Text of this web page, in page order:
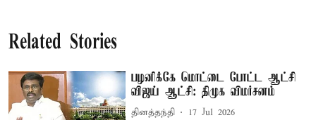
Related Stories
பழனிக்கே மொட்டை போட்ட ஆட்சி
விஜய் ஆட்சி: திமுக விமர்சனம்
தினத்தந்தி 17 Jul 2026